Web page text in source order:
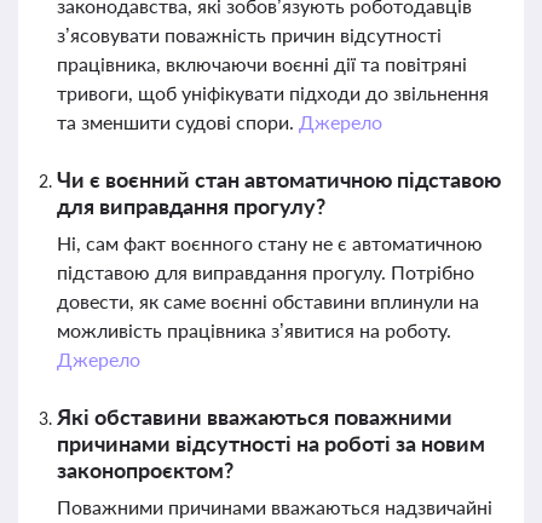
законодавства, які зобов’язують роботодавців
з’ясовувати поважність причин відсутності
працівника, включаючи воєнні дії та повітряні
тривоги, щоб уніфікувати підходи до звільнення
та зменшити судові спори. Джерело
Чи є воєнний стан автоматичною підставою
для виправдання прогулу?
Ні, сам факт воєнного стану не є автоматичною
підставою для виправдання прогулу. Потрібно
довести, як саме воєнні обставини вплинули на
можливість працівника з’явитися на роботу.
Джерело
Які обставини вважаються поважними
причинами відсутності на роботі за новим
законопроєктом?
Поважними причинами вважаються надзвичайні